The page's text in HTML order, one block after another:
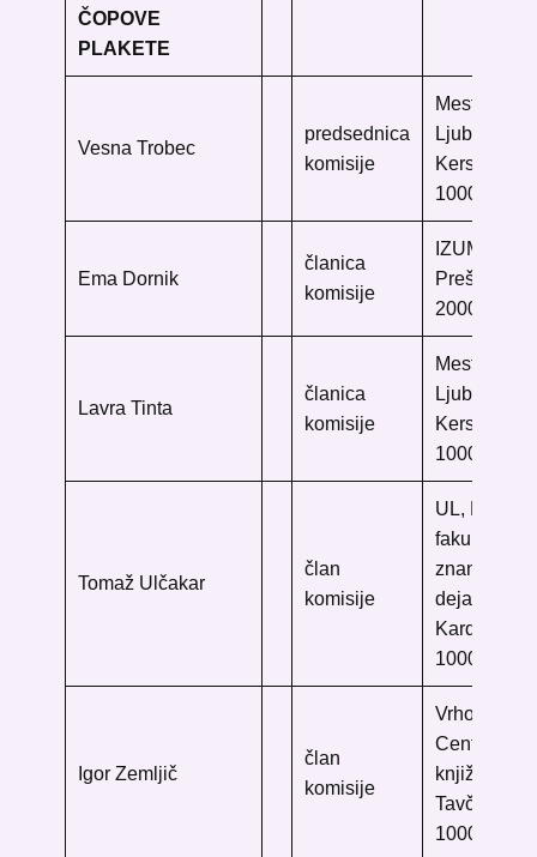
ČOPOVE
PLAKETE
Vesna Trobec
predsednica
komisije
Mestna
Ljubljana
Kersnikova
1000
Ema Dornik
članica
komisije
IZUM
2000
Lavra Tinta
članica
komisije
Mestna
Ljubljana
Kersnikova
1000
Tomaž Ulčakar
član
komisije
UL,
fakulteta,
dejavnost
Kardeljeva
1000
Igor Zemljič
član
komisije
Vrhovno
Centralna
knjižnica
Tavčarjeva
1000